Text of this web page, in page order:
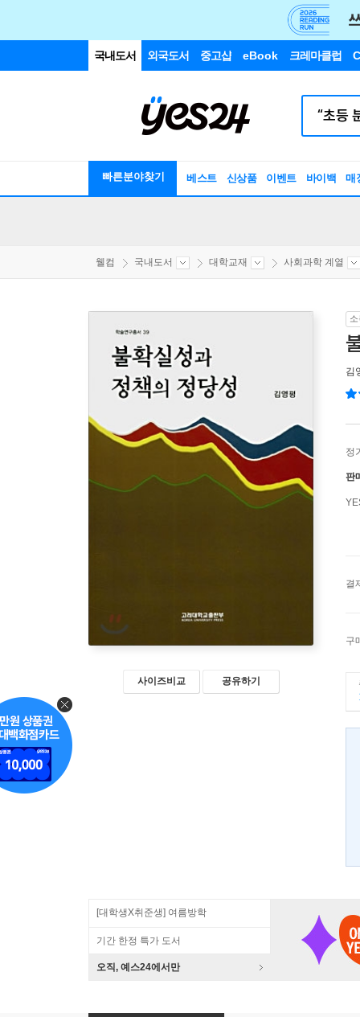
국내도서 외국도서 중고샵 eBook 크레마클럽
빠른분야찾기 베스트 신상품 이벤트 바이백 매
웰컴 국내도서 대학교재 사회과학 계열
사이즈비교 공유하기
김
정
판
결
구
[대학생X취준생] 여름방학
기간 한정 특가 도서
오직, 예스24에서만